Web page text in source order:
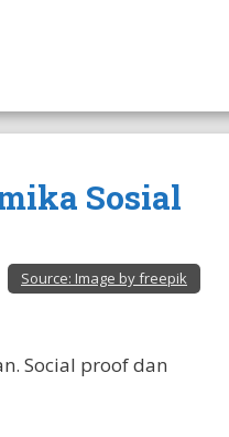
Sosial
Source: Image by freepik
Social proof dan